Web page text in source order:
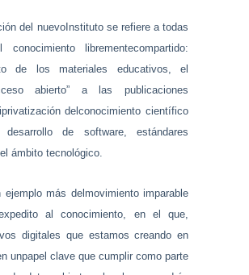
del nuevoInstituto se refiere a todas
librementecompartido:
de los materiales educativos, el
abierto” a las publicaciones
delconocimiento científico
de software, estándares
ámbito tecnológico.
más delmovimiento imparable
al conocimiento, en el que,
digitales que estamos creando en
unpapel clave que cumplir como parte